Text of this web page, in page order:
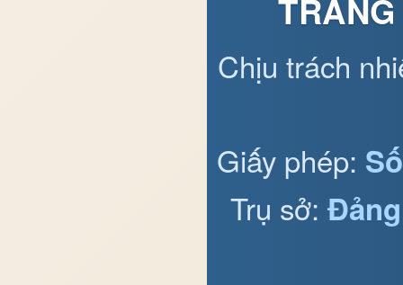
Chịu trách
Giấy phép:
Trụ sở: